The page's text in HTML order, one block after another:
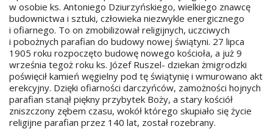
w osobie ks. Antoniego Dziurzyńskiego, wielkiego znawcę
budownictwa i sztuki, człowieka niezwykle energicznego
i ofiarnego. To on zmobilizował religijnych, uczciwych
i pobożnych parafian do budowy nowej świątyni. 27 lipca
1905 roku rozpoczęto budowę nowego kościoła, a już 9
września tegoż roku ks. Józef Ruszel- dziekan żmigrodzki
poświęcił kamień węgielny pod tę świątynię i wmurowano akt
erekcyjny. Dzięki ofiarności darczyńców, zamożności hojnych
parafian stanął piękny przybytek Boży, a stary kościół
zniszczony zębem czasu, wokół którego skupiało się życie
religijne parafian przez 140 lat, został rozebrany.